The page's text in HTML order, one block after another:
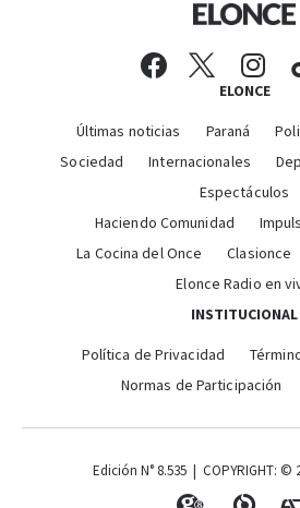
ELONCE
Últimas noticias Paraná
Sociedad
Internacionales
Espectáculos
Haciendo Comunidad
La Cocina del Once
Clasionce
Elonce Radio en
INSTITUCIONAL
Política de Privacidad
Normas de Participación
Edición N° 8.535 | COPYRIGHT: ©